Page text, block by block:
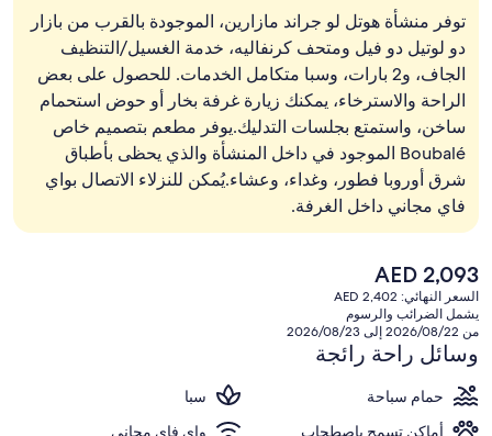
المنشأة من الخارج
5.0
نجوم
توفر منشأة هوتل لو جراند مازارين، الموجودة بالقرب من بازار
دو لوتيل دو فيل ومتحف كرنفاليه، خدمة الغسيل/التنظيف
الجاف، و2 بارات، وسبا متكامل الخدمات. للحصول على بعض
الراحة والاسترخاء، يمكنك زيارة غرفة بخار أو حوض استحمام
ساخن، واستمتع بجلسات التدليك.يوفر مطعم بتصميم خاص
Boubalé الموجود في داخل المنشأة والذي يحظى بأطباق
شرق أوروبا فطور، وغداء، وعشاء.يُمكن للنزلاء الاتصال بواي
فاي مجاني داخل الغرفة.
السعر
الحالي
هو
AED
2,093
AED 2,093
السعر النهائي: AED 2,402
يشمل الضرائب والرسوم
من 2026/08/22 إلى 2026/08/23
وسائل راحة رائجة
حمام سباحة
سبا
أماكن تسمح باصطحاب
واي فاي مجاني